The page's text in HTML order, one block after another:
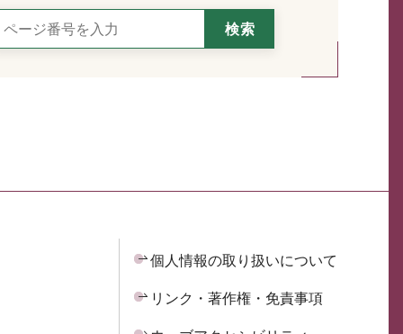
個人情報の取り扱いについて
リンク・著作権・免責事項